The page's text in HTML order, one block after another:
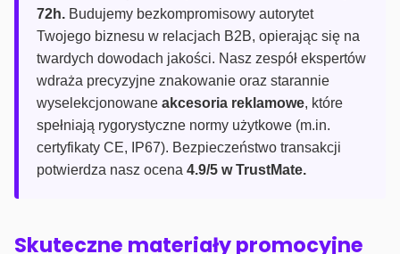
72h. Budujemy bezkompromisowy autorytet
Twojego biznesu w relacjach B2B, opierając się na
twardych dowodach jakości. Nasz zespół ekspertów
wdraża precyzyjne znakowanie oraz starannie
wyselekcjonowane akcesoria reklamowe, które
spełniają rygorystyczne normy użytkowe (m.in.
certyfikaty CE, IP67). Bezpieczeństwo transakcji
potwierdza nasz ocena 4.9/5 w TrustMate.
Skuteczne materiały promocyjne